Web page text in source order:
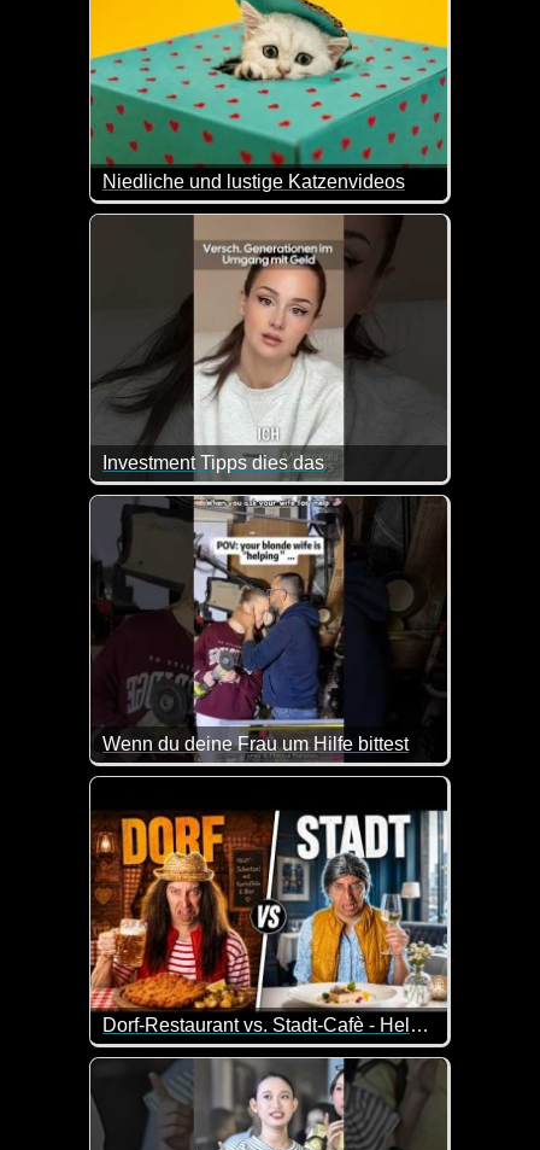
Niedliche und lustige Katzenvideos
Ein weiterer Teil dieser lustigen Videos mit
Investment Tipps dies das
Verschiedene Generationen im Umgang mit Geld.
Wenn du deine Frau um Hilfe bittest
Dorf-Restaurant vs. Stadt-Cafè - Helga eskaliert komplett!
Helga war in einem schicken Stadt-Cafè - und
Marianne hat derweil ein echtes Dorf-Drama: Ihr
Dorf gegen Stadt. Hausmannskost gegen Mini-